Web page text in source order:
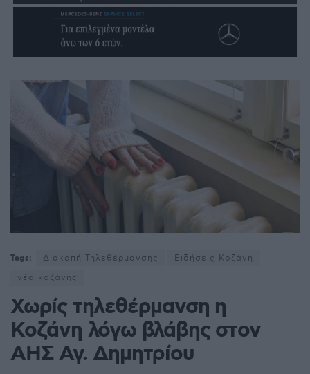
Tags: Διακοπή Τηλεθέρμανσης
Ειδήσεις Κοζάνη
νέα κοζάνης
Χωρίς τηλεθέρμανση η
Κοζάνη λόγω βλάβης στον
ΑΗΣ Αγ. Δημητρίου